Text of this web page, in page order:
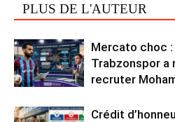
PLUS DE L'AUTEUR
Mercato choc :
Trabzonspor a
recruter
Crédit